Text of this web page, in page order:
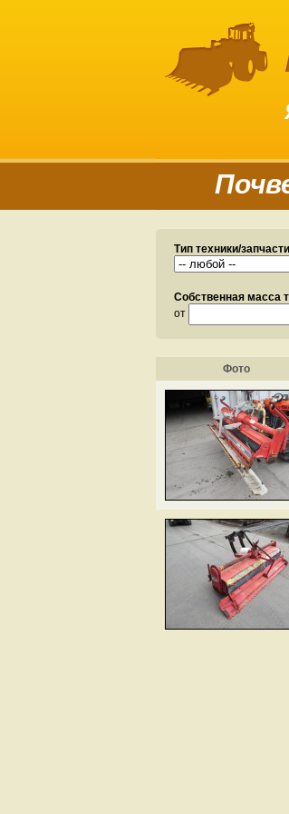
Тип техники/
Собственная масса
от
Фото